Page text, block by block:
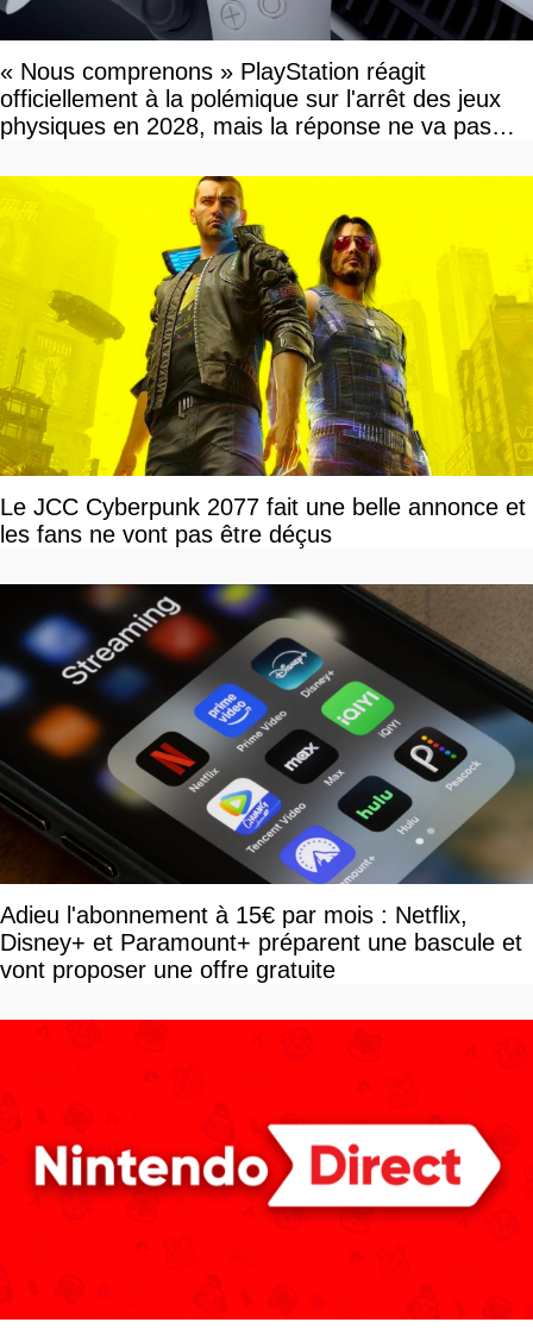
« Nous comprenons » PlayStation réagit
officiellement à la polémique sur l'arrêt des jeux
physiques en 2028, mais la réponse ne va pas
Le JCC Cyberpunk 2077 fait une belle annonce et
les fans ne vont pas être déçus
Adieu l'abonnement à 15€ par mois : Netflix,
Disney+ et Paramount+ préparent une bascule et
vont proposer une offre gratuite